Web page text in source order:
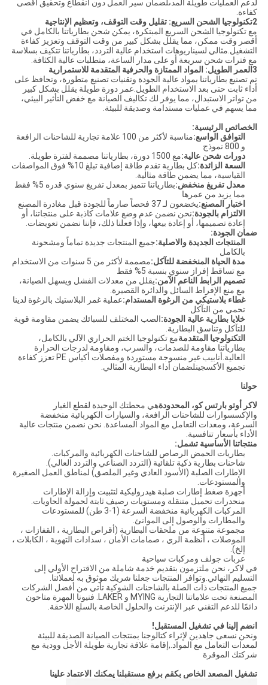
لدعم العمليات طويلة المدىلضمان سير العمل دون انقطاع وتحقيق أقصى
كفاءة.
2تكنولوجيا الشحن السريع: تقليل وقت التوقف، وتعظيم الإنتاجية
مع تكنولوجيا الشحن السريع المبتكرة، يمكن شحن بطارياتنا بالكامل في
أقصر وقت ممكن، مما يقلل بشكل كبير من وقت التوقف وتعزيز كفاءة
التشغيل.مثالي لسيناريوهات استخدام عالية التردد، بطارياتنا تتكيف بسلاسة
مع فترات شحن سريعة أو على مدار الساعة، متطلبات عالية الكثافة.
3العمر الطويل: المواد الممتازة والحرفية المتقدمة للاستمرارية
تم تصنيع بطارياتنا بمواد عالية الجودة وتقنيات تصنيع متطورة، وتحافظ على
أداء ثابت حتى بعد الاستخدام الطويل.عمر دورة طويلة يقلل بشكل كبير
من تواتر الاستبدال، مما يوفر لك تكاليف الصيانة مع خفض التأثير البيئي،
مما يسهم في عمليات مستدامة وصديقة للبيئة.
الخصائص الرئيسية:
التوافق الواسع:
مناسبة لأكثر من 100 علامة تجارية للشاحنات الرافعة
و 800 نموذج
دورات شحن عالية:مع 1500 دورة، بطارياتنا مصممة لفترة طويلة.
السعة الزائدة:
كل بطارية تقدم طاقة إضافية تبلغ 10% فوق المواصفات
القياسية، مما يضمن طاقة مثالية.
معدل تفريغ منخفض:
بطارياتنا تتميز بمعدل تفريغ سنوي قدره 5% فقط
مما يزيد من عمرها
اختبار المصنع:يخضعون لـ 37 فحصاً صارماً للجودة قبل مغادرة المصنع
الالتزام بالجودة:نحن نضمن عدم وضع علامات كاذبة على منتجاتنا، أو
إعادة تصميمها، أو إعادة بيعها، وإذا فعلنا ذلك، فإننا نضمن تعويضات.
ضمان الجودة:
المنتجات الجديدة والاصلية:جميع المنتجات جديدة تماماً ومشحونة
بالكامل
مدة الحياة المنخفضة للتآكل:
مصممة لأكثر من 5 سنوات من الاستخدام
مع تساقط إفراز سنوي بنسبة 5% فقط
تصميم الرابط الناعم الآمن:يقلل من معدلات الفشل ويسهل الصيانة،
مع منع الإفراط السائل والدائرة القصيرة.
غطاء بلاستيكي من الرغوة المستدام:عملية غمر البلاستيك بالرغوة لدينا
تحمي من التآكل
خلايا بطارية عالية الجودة:الصب المختلف للسبائك يضمن مقاومة قوية
للتآكل وتناسق البطارية.
التكنولوجيا المتقدمةمع تكنولوجيا الختم الحراري الآلي بالكامل،
بطارياتنا مقاومة للصدمات، والسرب، ومقاومة لدرجات الحرارة
العالية.أنابيب غير منسوجة مستوردة ومفصلات أكياس PE تعزز كفاءة
تجميع الأكسجينلضمان أداء البطارية المثالي.
حولنا
لاكر أوتو بارتس كو، المحدودةهي محطتك الوحيدة لقطع الغيار
والإكسسوارات للشاحنات الرافعة، والسيارات الكهربائية منخفضة
السرعة، ومعدات التعامل مع المواد المساعدة. نحن نضمن منتجات عالية
الأداء بأسعار تنافسية.
منتجاتنا الأساسية تشمل:
بطاريات الحمض الرصاص للشاحنات الكهربائية والمركبات.
شاحنات بطارية ذكية تلقائية (التردد الصناعي والتردد العالي).
الإطارات الصلبة (الأسود العادي وغير الملصق) لمناطق العمل الصغيرة
والمستودعات.
أجهزة ضغط إطارات صلبة هيدروليكية لتثبيت وإزالة الإطارات
منحدرات تحميل متنقلة ومستويات رصيف ثابتة لحمولة الحاويات.
المركبات الكهربائية منخفضة السرعة (1-3 طن) للمستودعات
والمطارات والوصول إلى الموانئ.
مجموعة متنوعة من ملحقات البطارية (أقراص البطارية ، القفازات ،
الموصلات ، أنظمة الري ، صمامات الأمان ، سدادات التهوية ، الكابلات ،
إلخ).
عربات جولف ومركبات سياحية
في لاكر، نحن ملتزمون بتقديم خدمة شاملة من الاقتراح الأولي إلى
التسليم النهائي.وتوافر المنتجات جعلنا شريك موثوق به لعملائنا.
جميع المنتجات ذات الصلة بالشاحنات الشوكية تأتي من أفضل الشركات
المصنعة تحت علاماتنا التجارية MYING و LAKER. فنيونا المهرة متاحون
دائمًا للدعم التقني عبر الإنترنت والحلول الخاصة بالسلع اللاحقة.
انضم إلينا في تشغيل المستقبل!
ونحن نسعى جاهدين لإثراء كتالوجنا بمنتجات الصيانة الصديقة للبيئة
لمعدات التعامل مع المواد.,إقامة علاقة تجارية طويلة الأجل وودية مع
شركتك الموقرة
تشغيل المصعد الخاص بكقم برفع مستقبلنا يمكنك الاعتماد علينا